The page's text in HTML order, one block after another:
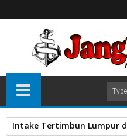
Intake Tertimbun Lumpur